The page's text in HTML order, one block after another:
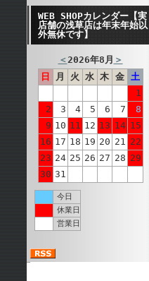
WEB SHOPカレンダー【実
店舗の浅草店は年末年始以
外無休です】
＜2026年8月 ＞
日
月 火 水 木 金
土
1
2
3 4 5 6 7
8
9 10 11 12 13 14 15
16 17 18 19 20 21 22
23 24 25 26 27 28 29
30 31
今日
休業日
営業日